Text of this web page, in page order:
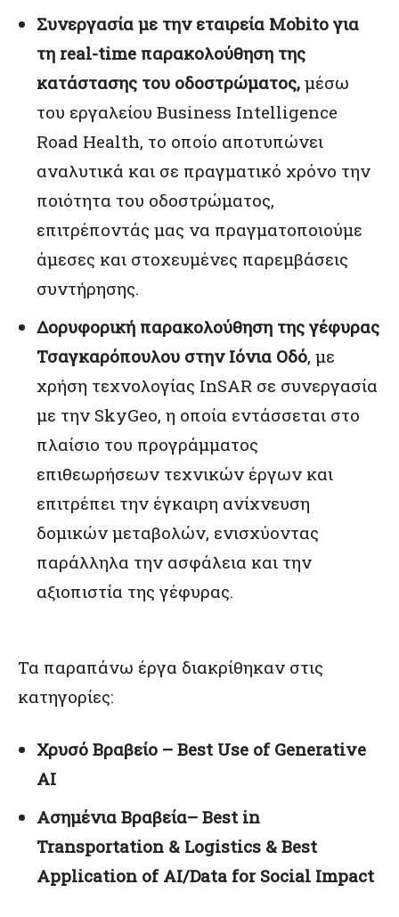
Συνεργασία με την εταιρεία Mobito για
τη real-time παρακολούθηση της
κατάστασης του οδοστρώματος, μέσω
του εργαλείου Business Intelligence
Road Health, το οποίο αποτυπώνει
αναλυτικά και σε πραγματικό χρόνο την
ποιότητα του οδοστρώματος,
επιτρέποντάς μας να πραγματοποιούμε
άμεσες και στοχευμένες παρεμβάσεις
συντήρησης.
Δορυφορική παρακολούθηση της γέφυρας
Τσαγκαρόπουλου στην Ιόνια Οδό, με
χρήση τεχνολογίας InSAR σε συνεργασία
με την SkyGeo, η οποία εντάσσεται στο
πλαίσιο του προγράμματος
επιθεωρήσεων τεχνικών έργων και
επιτρέπει την έγκαιρη ανίχνευση
δομικών μεταβολών, ενισχύοντας
παράλληλα την ασφάλεια και την
αξιοπιστία της γέφυρας.
Τα παραπάνω έργα διακρίθηκαν στις
κατηγορίες:
Χρυσό Βραβείο – Best Use of Generative
AI
Ασημένια Βραβεία– Best in
Transportation & Logistics & Best
Application of AI/Data for Social Impact